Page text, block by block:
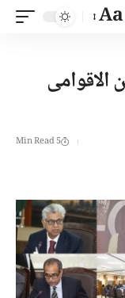
Aa
5 Min Read